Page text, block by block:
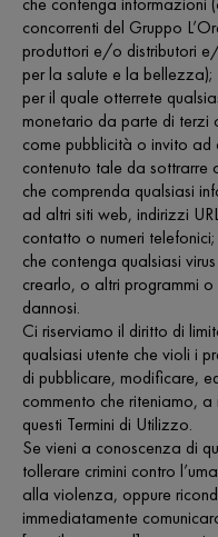
concorrenti del Gruppo
produttori e/o distributori
per la salute e la bellezza);
per il quale otterrete
monetario da parte di terzi
come pubblicità o invito ad
contenuto tale da sottrarre
che comprenda qualsiasi
ad altri siti web, indirizzi
contatto o numeri telefonici;
che contenga qualsiasi
crearlo, o altri programmi
dannosi.
Ci riserviamo il diritto di
qualsiasi utente che violi i
di pubblicare, modificare,
commento che riteniamo,
questi Termini di Utilizzo.
Se vieni a conoscenza di
tollerare crimini contro
alla violenza, oppure
immediatamente